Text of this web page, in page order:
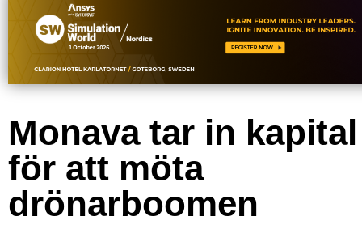
Monava tar in kapital
för att möta
drönarboomen